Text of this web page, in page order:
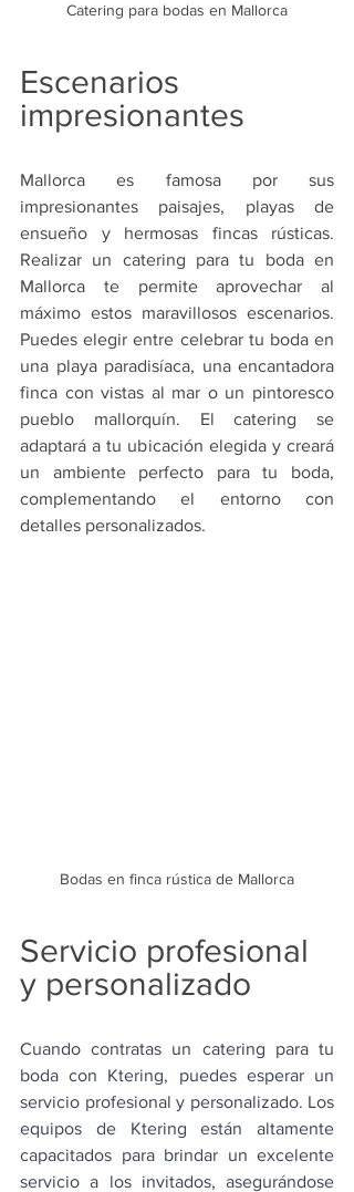
Catering para bodas en Mallorca
Escenarios
impresionantes
Mallorca es famosa por sus
impresionantes paisajes, playas de
ensueño y hermosas fincas rústicas.
Realizar un catering para tu boda en
Mallorca te permite aprovechar al
máximo estos maravillosos escenarios.
Puedes elegir entre celebrar tu boda en
una playa paradisíaca, una encantadora
finca con vistas al mar o un pintoresco
pueblo mallorquín. El catering se
adaptará a tu ubicación elegida y creará
un ambiente perfecto para tu boda,
complementando el entorno con
detalles personalizados.
Bodas en finca rústica de Mallorca
Servicio profesional
y personalizado
Cuando contratas un catering para tu
boda con Ktering, puedes esperar un
servicio profesional y personalizado. Los
equipos de Ktering están altamente
capacitados para brindar un excelente
servicio a los invitados, asegurándose